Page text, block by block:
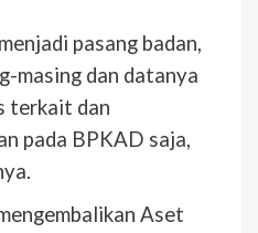
pasang badan,
masing dan datanya
terkait dan
pada BPKAD saja,
Aset